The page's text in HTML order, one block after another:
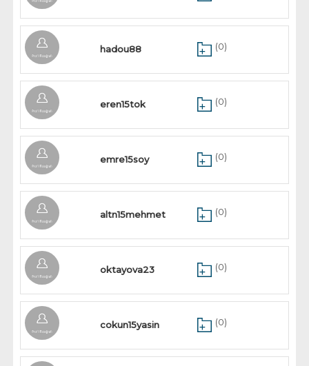
hadou88 (0)
eren15tok (0)
emre15soy (0)
altn15mehmet (0)
oktayova23 (0)
cokun15yasin (0)